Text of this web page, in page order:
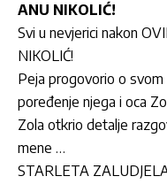
ANU NIKOLIĆ!
Svi u nevjerici nakon
NIKOLIĆ!
Peja progovorio o
poređenje njega i oca
Zola otkrio detalje
mene …
STARLETA